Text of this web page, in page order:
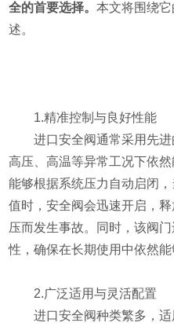
全的首要选择。本文将围绕
述。
1.精准控制与良好性能
进口安全阀通常采用先进
高压、高温等异常工况下依
能够根据系统压力自动启闭
值时，安全阀会迅速开启，
压而发生事故。同时，该阀
性，确保在长期使用中依然能
2.广泛适用与灵活配置
进口安全阀种类繁多，适